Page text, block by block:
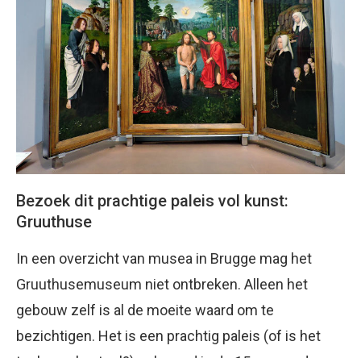
Bezoek dit prachtige paleis vol kunst:
Gruuthuse
In een overzicht van musea in Brugge mag het
Gruuthusemuseum niet ontbreken. Alleen het
gebouw zelf is al de moeite waard om te
bezichtigen. Het is een prachtig paleis (of is het